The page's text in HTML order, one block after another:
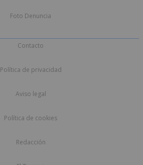
Foto Denuncia
Contacto
Política de privacidad
Aviso legal
Política de cookies
Redacción